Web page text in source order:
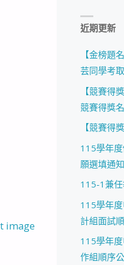
image
近期更新
【金榜題
芸同學考
【競賽得
競賽得獎
【競賽得
115學年
願選填通知
115-1兼
115學年
計組面試
115學年
作組順序